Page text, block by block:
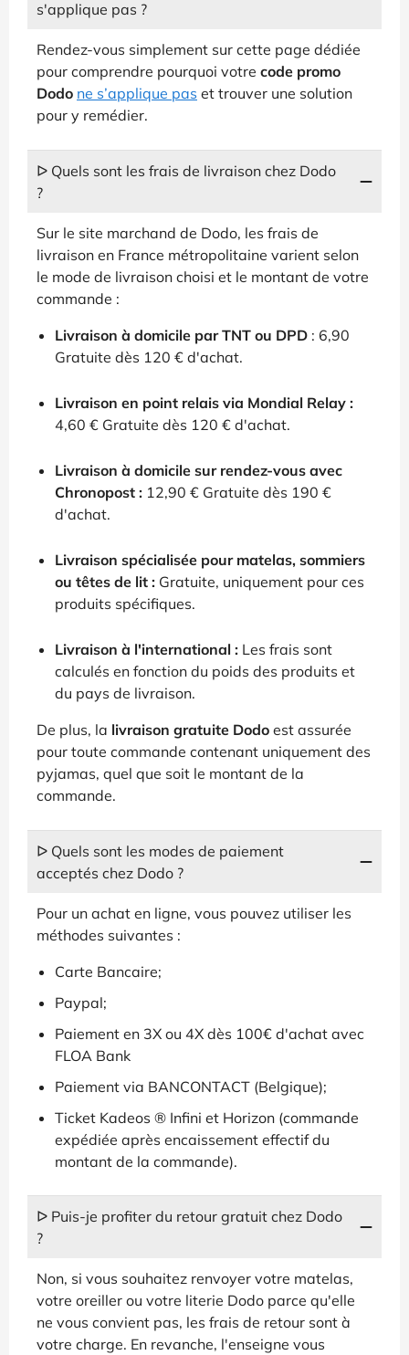
s'applique pas ?
Rendez-vous simplement sur cette page dédiée
pour comprendre pourquoi votre code promo
Dodo ne s’applique pas et trouver une solution
pour y remédier.
ᐅ Quels sont les frais de livraison chez Dodo
?
Sur le site marchand de Dodo, les frais de
livraison en France métropolitaine varient selon
le mode de livraison choisi et le montant de votre
commande :
Livraison à domicile par TNT ou DPD : 6,90
Gratuite dès 120 € d'achat.
Livraison en point relais via Mondial Relay :
4,60 € Gratuite dès 120 € d'achat.
Livraison à domicile sur rendez-vous avec
Chronopost : 12,90 € Gratuite dès 190 €
d'achat.
Livraison spécialisée pour matelas, sommiers
ou têtes de lit : Gratuite, uniquement pour ces
produits spécifiques.
Livraison à l'international : Les frais sont
calculés en fonction du poids des produits et
du pays de livraison.
De plus, la livraison gratuite Dodo est assurée
pour toute commande contenant uniquement des
pyjamas, quel que soit le montant de la
commande.
ᐅ Quels sont les modes de paiement
acceptés chez Dodo ?
Pour un achat en ligne, vous pouvez utiliser les
méthodes suivantes :
Carte Bancaire;
Paypal;
Paiement en 3X ou 4X dès 100€ d'achat avec
FLOA Bank
Paiement via BANCONTACT (Belgique);
Ticket Kadeos ® Infini et Horizon (commande
expédiée après encaissement effectif du
montant de la commande).
ᐅ Puis-je profiter du retour gratuit chez Dodo
?
Non, si vous souhaitez renvoyer votre matelas,
votre oreiller ou votre literie Dodo parce qu'elle
ne vous convient pas, les frais de retour sont à
votre charge. En revanche, l'enseigne vous